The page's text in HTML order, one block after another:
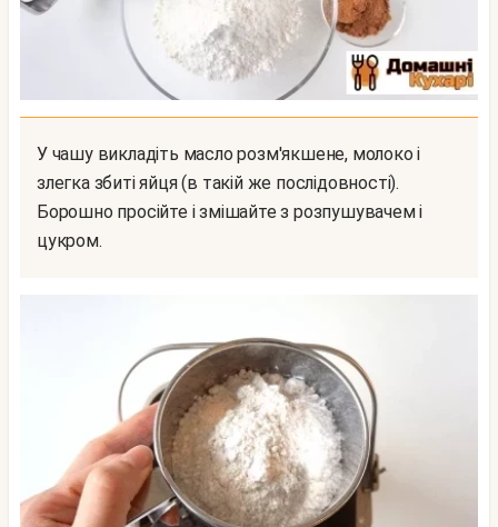
У чашу викладіть масло розм'якшене, молоко і
злегка збиті яйця (в такій же послідовності).
Борошно просійте і змішайте з розпушувачем і
цукром.